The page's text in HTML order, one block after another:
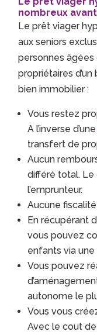
nombreux
Le prêt viager
aux seniors
personnes
propriétaires
bien immobilier :
Vous restez
A l’inverse
transfert de
Aucun
différé total. Le
l’emprunteur.
Aucune
En récupérant
vous pouvez
enfants via une
Vous pouvez
autonome le
Vous vous
Avec le cout